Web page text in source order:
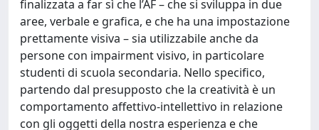
finalizzata a far sì che l’AF – che si sviluppa in due
aree, verbale e grafica, e che ha una impostazione
prettamente visiva – sia utilizzabile anche da
persone con impairment visivo, in particolare
studenti di scuola secondaria. Nello specifico,
partendo dal presupposto che la creatività è un
comportamento affettivo-intellettivo in relazione
con gli oggetti della nostra esperienza e che